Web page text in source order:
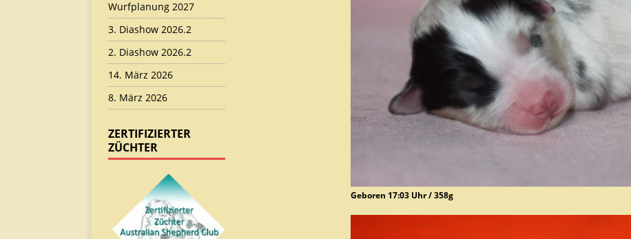
Geboren 17:03 Uhr / 358g
Wurfplanung 2027
3. Diashow 2026.2
2. Diashow 2026.2
14. März 2026
8. März 2026
ZERTIFIZIERTER
ZÜCHTER